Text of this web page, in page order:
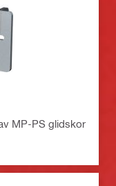
MP-PS glidskor